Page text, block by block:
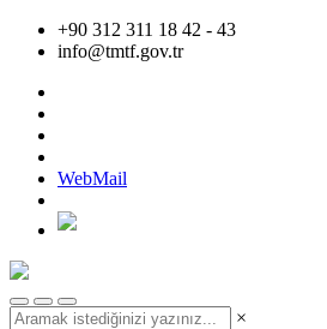
+90 312 311 18 42 - 43
info@tmtf.gov.tr
WebMail
×